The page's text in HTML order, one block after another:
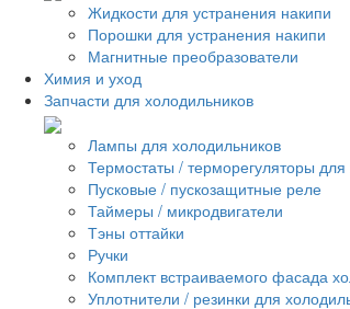
Жидкости для устранения накипи
Порошки для устранения накипи
Магнитные преобразователи
Химия и уход
Запчасти для холодильников
Лампы для холодильников
Термостаты / терморегуляторы для
Пусковые / пускозащитные реле
Таймеры / микродвигатели
Тэны оттайки
Ручки
Комплект встраиваемого фасада
Уплотнители / резинки для